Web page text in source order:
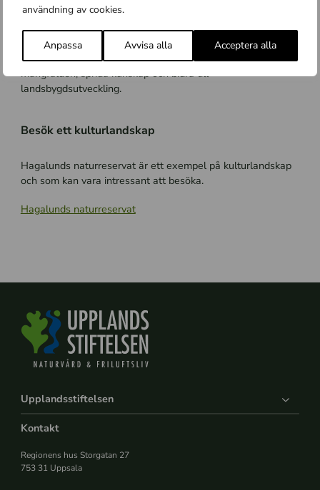
användning av cookies.
Anpassa Avvisa alla Acceptera alla
Vårt arbete här
I kulturlandskapet arbetar vi för att gynna den biologiska
mångfalden, sprida kunskap och bidra till
landsbygdsutveckling.
Besök ett kulturlandskap
Hagalunds naturreservat är ett exempel på kulturlandskap
och som kan vara intressant att besöka.
Hagalunds naturreservat
Upplandsstiftelsen
Kontakt
Regionens hus Storgatan 27
753 31 Uppsala